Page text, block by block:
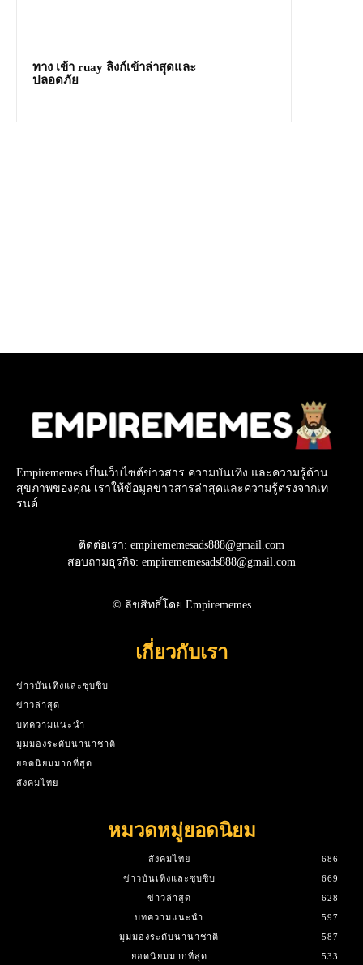
ทาง เข้า ruay ลิงก์เข้าล่าสุดและ
ปลอดภัย
Empirememes เป็นเว็บไซต์ข่าวสาร ความบันเทิง และความรู้ด้าน
สุขภาพของคุณ เราให้ข้อมูลข่าวสารล่าสุดและความรู้ตรงจากเท
รนด์
ติดต่อเรา: empirememesads888@gmail.com
สอบถามธุรกิจ: empirememesads888@gmail.com
© ลิขสิทธิ์โดย Empirememes
เกี่ยวกับเรา
ข่าวบันเทิงและซุบซิบ
ข่าวล่าสุด
บทความแนะนำ
มุมมองระดับนานาชาติ
ยอดนิยมมากที่สุด
สังคมไทย
หมวดหมู่ยอดนิยม
สังคมไทย
686
ข่าวบันเทิงและซุบซิบ
669
ข่าวล่าสุด
628
บทความแนะนำ
597
มุมมองระดับนานาชาติ
587
ยอดนิยมมากที่สุด
533